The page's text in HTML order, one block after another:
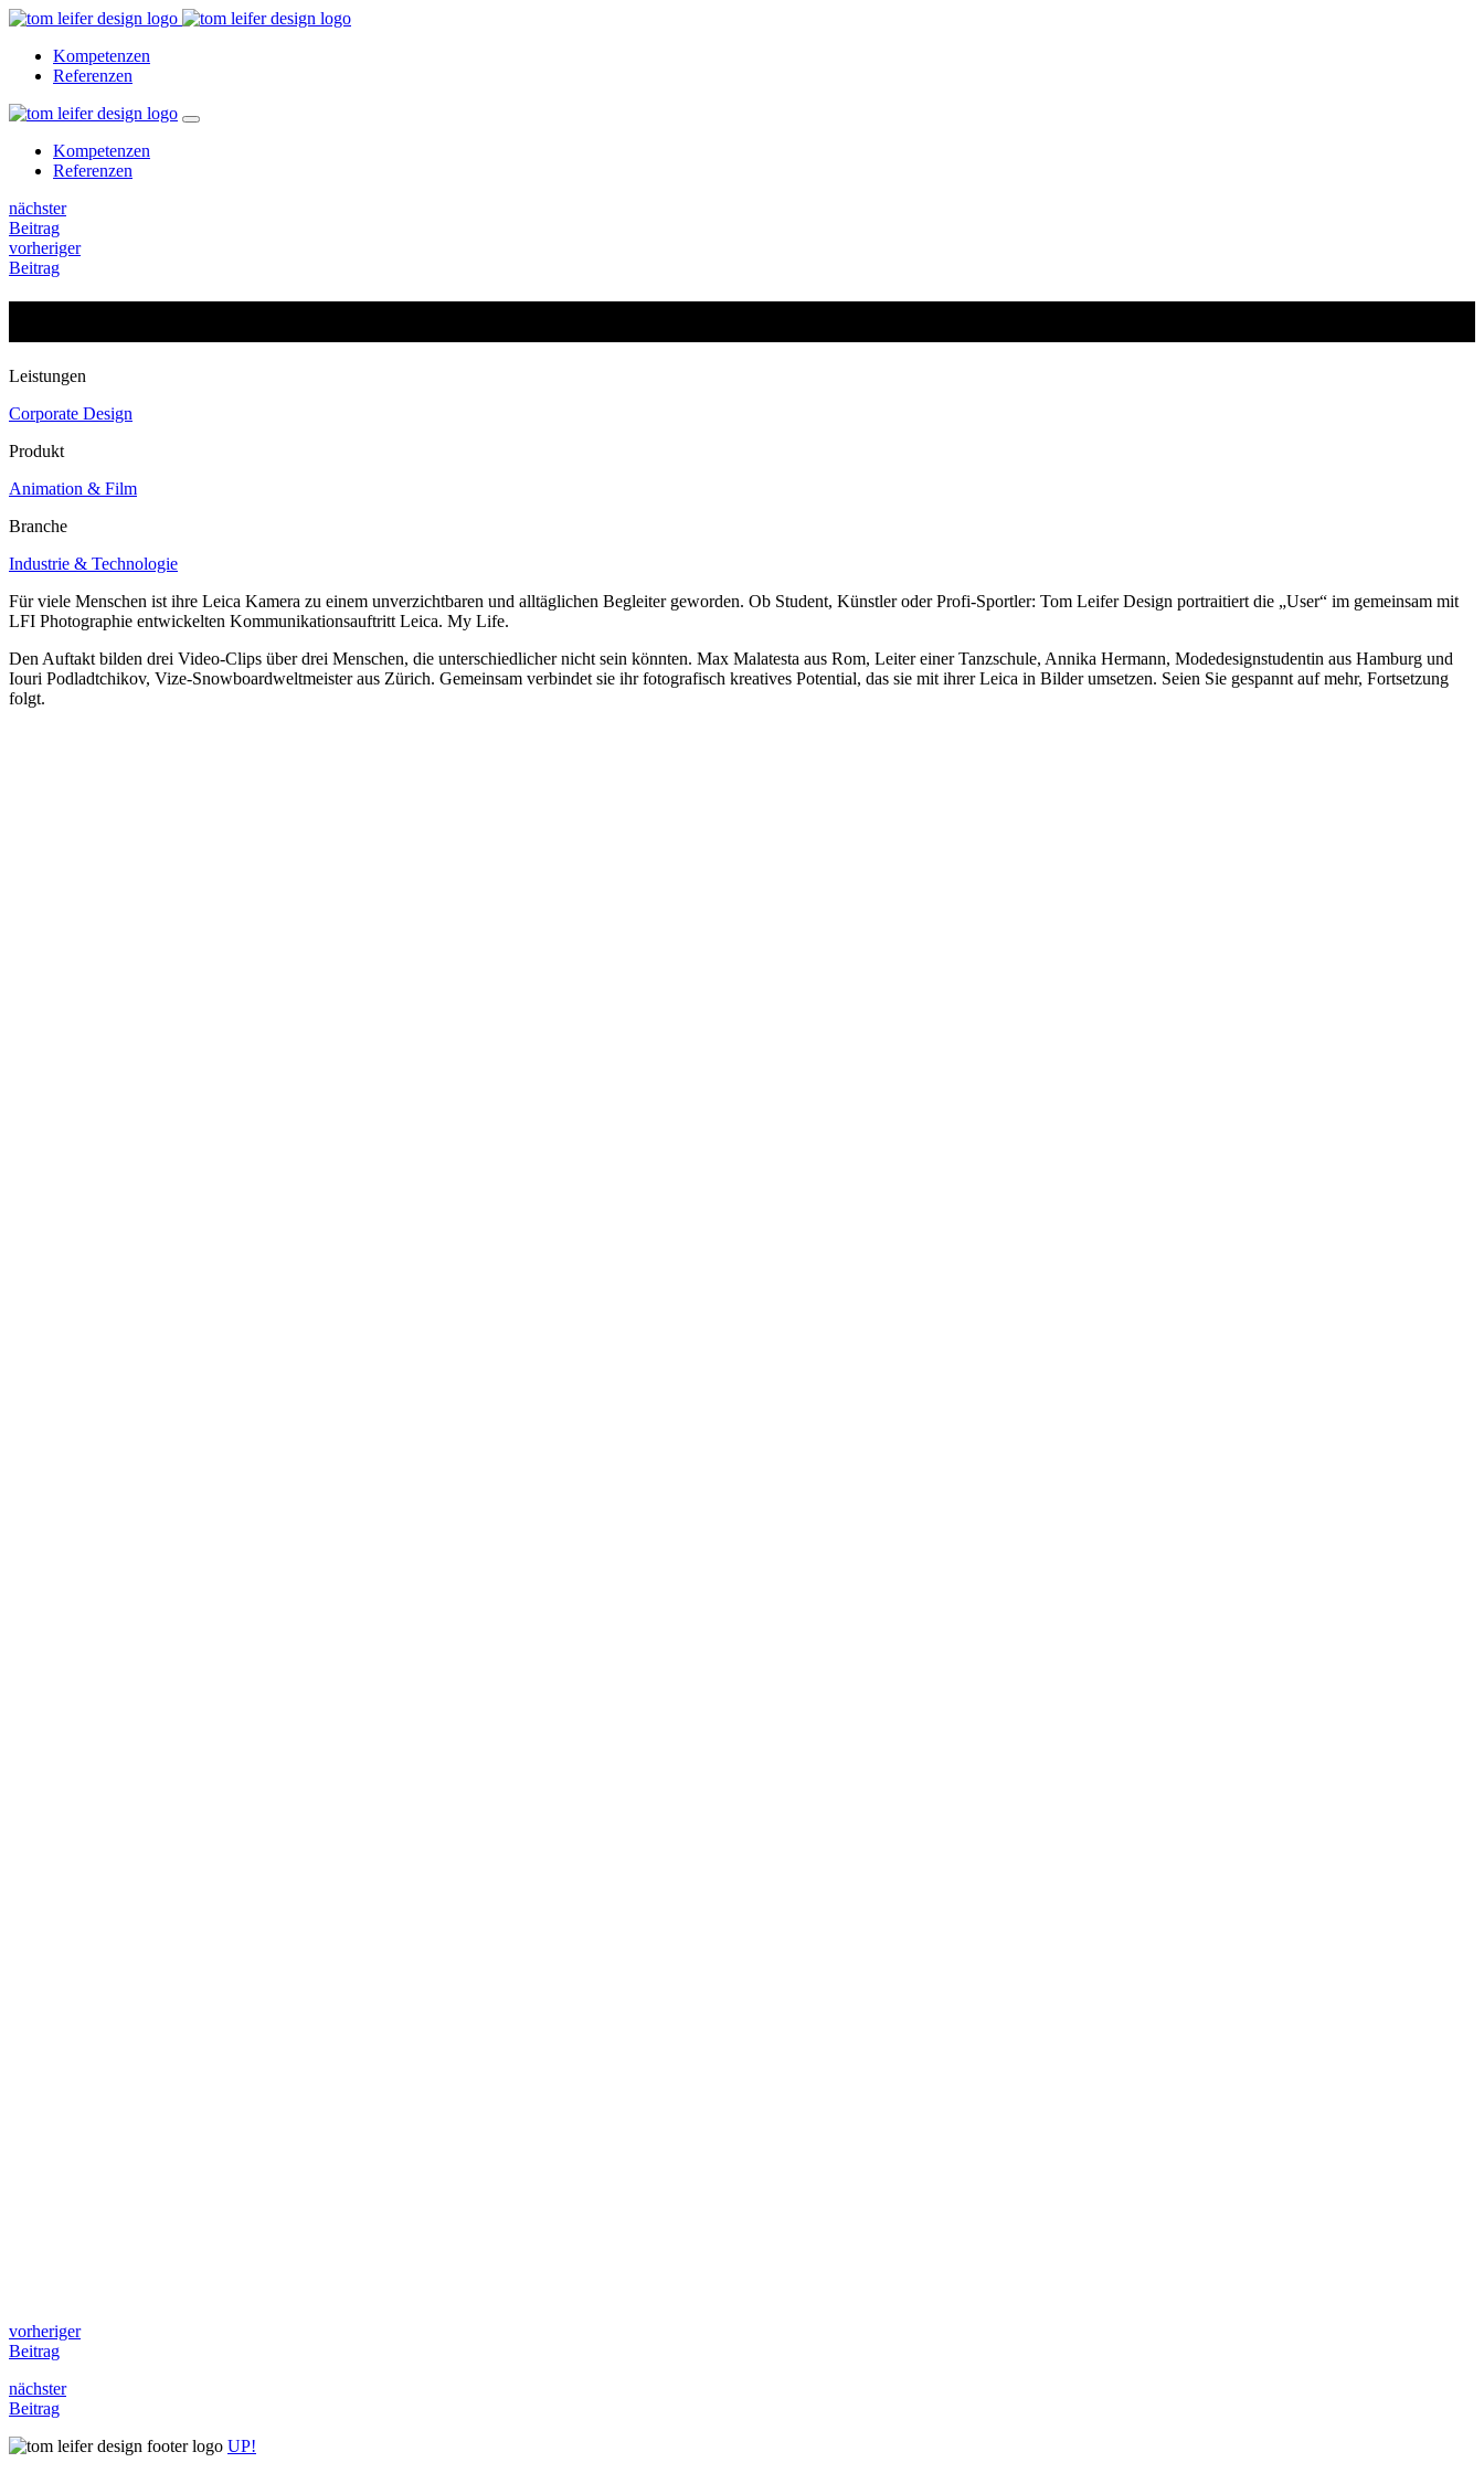
Kompetenzen
Referenzen
Kompetenzen
Referenzen
nächster
Beitrag
vorheriger
Beitrag
Leistungen
Corporate Design
Produkt
Animation & Film
Branche
Industrie & Technologie
Für viele Menschen ist ihre Leica Kamera zu einem unverzichtbaren und alltäglichen Begleiter geworden. Ob Student, Künstler oder Profi-Sportler: Tom Leifer Design portraitiert die „User“ im gemeinsam mit
LFI Photographie entwickelten Kommunikationsauftritt Leica. My Life.
Den Auftakt bilden drei Video-Clips über drei Menschen, die unterschiedlicher nicht sein könnten. Max Malatesta aus Rom, Leiter einer Tanzschule, Annika Hermann, Modedesignstudentin aus Hamburg und
Iouri Podladtchikov, Vize-Snowboardweltmeister aus Zürich. Gemeinsam verbindet sie ihr fotografisch kreatives Potential, das sie mit ihrer Leica in Bilder umsetzen. Seien Sie gespannt auf mehr, Fortsetzung
folgt.
vorheriger
Beitrag
nächster
Beitrag
UP!